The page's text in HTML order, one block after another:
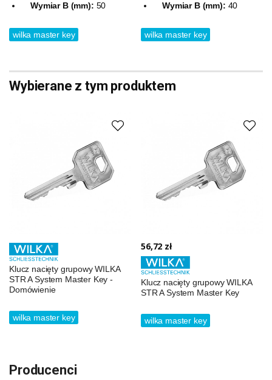
Wymiar B (mm): 50
wilka master key
Wymiar B (mm): 40
wilka master key
Wybierane z tym produktem
Klucz nacięty grupowy WILKA
STR A System Master Key -
Domówienie
wilka master key
56,72 zł
Klucz nacięty grupowy WILKA
STR A System Master Key
wilka master key
Producenci